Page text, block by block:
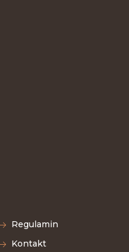
Regulamin
Kontakt